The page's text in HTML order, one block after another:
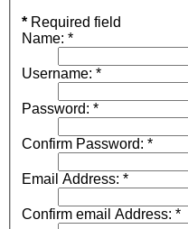
* Required field
Name: *
Username: *
Password: *
Confirm Password: *
Email Address: *
Confirm email Address: *